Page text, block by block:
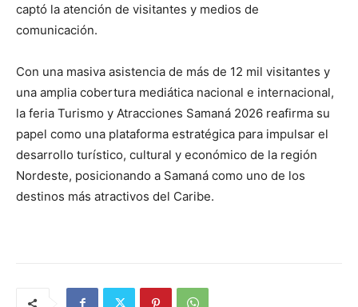
captó la atención de visitantes y medios de
comunicación.
Con una masiva asistencia de más de 12 mil visitantes y
una amplia cobertura mediática nacional e internacional,
la feria Turismo y Atracciones Samaná 2026 reafirma su
papel como una plataforma estratégica para impulsar el
desarrollo turístico, cultural y económico de la región
Nordeste, posicionando a Samaná como uno de los
destinos más atractivos del Caribe.